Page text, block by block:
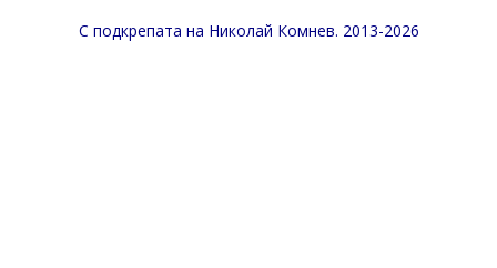
С подкрепата на Николай Комнев. 2013-2026